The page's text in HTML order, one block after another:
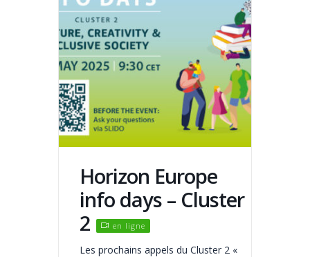
Horizon Europe
info days – Cluster
2
en ligne
Les prochains appels du Cluster 2 «